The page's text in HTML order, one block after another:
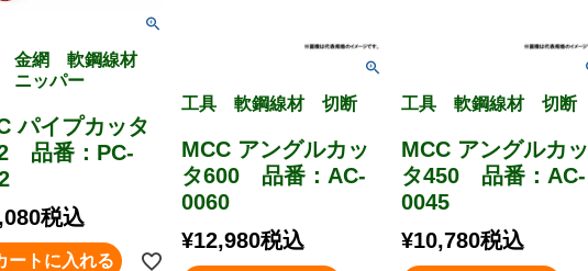
金網 軟鋼線材
ニッパー
パイプカッタ
品番：PC-
税込
ートに入れる
工具 軟鋼線材 切断
MCC アングルカッ
タ600 品番：AC-
0060
¥12,980税込
工具 軟鋼線材 切断
MCC アングルカッ
タ450 品番：AC-
0045
¥10,780税込